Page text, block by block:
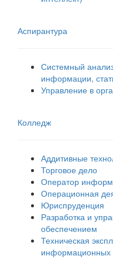
Аспирантура
Системный
информации,
Управление в
Колледж
Аддитивные
Торговое дело
Оператор
Операционная
Юриспруденция
Разработка и
обеспечением
Техническая
информационных